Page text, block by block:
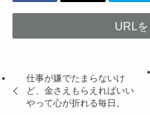
URL
仕事が嫌でたまらないけ
ど、金さえもらえればいい
やって心が折れる毎日。